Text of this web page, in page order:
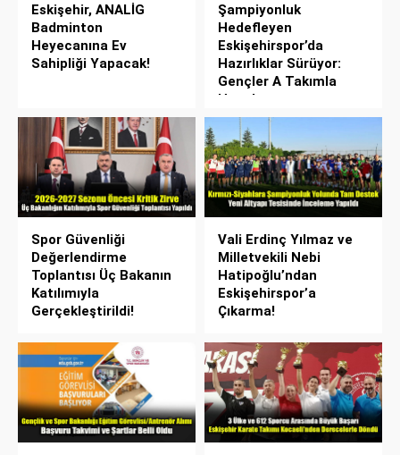
Eskişehir, ANALİG
Badminton
Heyecanına Ev
Sahipliği Yapacak!
Şampiyonluk
Hedefleyen
Eskişehirspor’da
Hazırlıklar Sürüyor:
Gençler A Takımla
Hazırlanıyor
Spor Güvenliği
Değerlendirme
Toplantısı Üç Bakanın
Katılımıyla
Gerçekleştirildi!
Vali Erdinç Yılmaz ve
Milletvekili Nebi
Hatipoğlu’ndan
Eskişehirspor’a
Çıkarma!